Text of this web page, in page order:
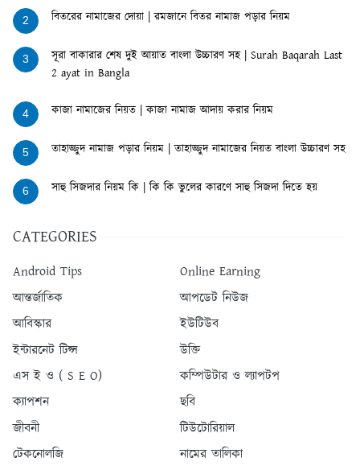
2 বিতরের নামাজের দোয়া | রমজানে বিতর নামাজ পড়ার নিয়ম
3
সূরা বাকারার শেষ দুই আয়াত বাংলা উচ্চারণ সহ | Surah Baqarah Last
2 ayat in Bangla
4 কাজা নামাজের নিয়ত | কাজা নামাজ আদায় করার নিয়ম
5 তাহাজ্জুদ নামাজ পড়ার নিয়ম | তাহাজ্জুদ নামাজের নিয়ত বাংলা উচ্চারণ সহ
6 সাহু সিজদার নিয়ম কি | কি কি ভুলের কারণে সাহু সিজদা দিতে হয়
CATEGORIES
Android Tips
Online Earning
আন্তর্জাতিক
আপডেট নিউজ
আবিস্কার
ইউটিউব
ইন্টারনেট টিপ্স
উক্তি
এস ই ও ( S E O)
কম্পিউটার ও ল্যাপটপ
ক্যাপশন
ছবি
জীবনী
টিউটোরিয়াল
টেকনোলজি
নামের তালিকা